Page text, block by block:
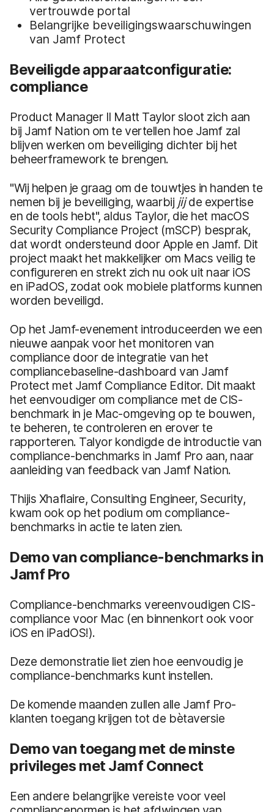
vertrouwde portal
Belangrijke beveiligingswaarschuwingen
van Jamf Protect
Beveiligde apparaatconfiguratie:
compliance
Product Manager II Matt Taylor sloot zich aan
bij Jamf Nation om te vertellen hoe Jamf zal
blijven werken om beveiliging dichter bij het
beheerframework te brengen.
"Wij helpen je graag om de touwtjes in handen te
nemen bij je beveiliging, waarbij jijde expertise
en de tools hebt", aldus Taylor, die het macOS
Security Compliance Project (mSCP) besprak,
dat wordt ondersteund door Apple en Jamf. Dit
project maakt het makkelijker om Macs veilig te
configureren en strekt zich nu ook uit naar iOS
en iPadOS, zodat ook mobiele platforms kunnen
worden beveiligd.
Op het Jamf-evenement introduceerden we een
nieuwe aanpak voor het monitoren van
compliance door de integratie van het
compliancebaseline-dashboard van Jamf
Protect met Jamf Compliance Editor. Dit maakt
het eenvoudiger om compliance met de CIS-
benchmark in je Mac-omgeving op te bouwen,
te beheren, te controleren en erover te
rapporteren. Talyor kondigde de introductie van
compliance-benchmarks in Jamf Pro aan, naar
aanleiding van feedback van Jamf Nation.
Thijis Xhaflaire, Consulting Engineer, Security,
kwam ook op het podium om compliance-
benchmarks in actie te laten zien.
Demo van compliance-benchmarks in
Jamf Pro
Compliance-benchmarks vereenvoudigen CIS-
compliance voor Mac (en binnenkort ook voor
iOS en iPadOS!).
Deze demonstratie liet zien hoe eenvoudig je
compliance-benchmarks kunt instellen.
De komende maanden zullen alle Jamf Pro-
klanten toegang krijgen tot de bètaversie
Demo van toegang met de minste
privileges met Jamf Connect
Een andere belangrijke vereiste voor veel